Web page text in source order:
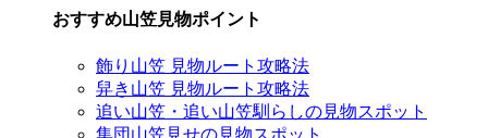
おすすめ山笠見物ポイント
飾り山笠 見物ルート攻略法
舁き山笠 見物ルート攻略法
追い山笠・追い山笠馴らしの見物スポット
集団山笠見せの見物スポット